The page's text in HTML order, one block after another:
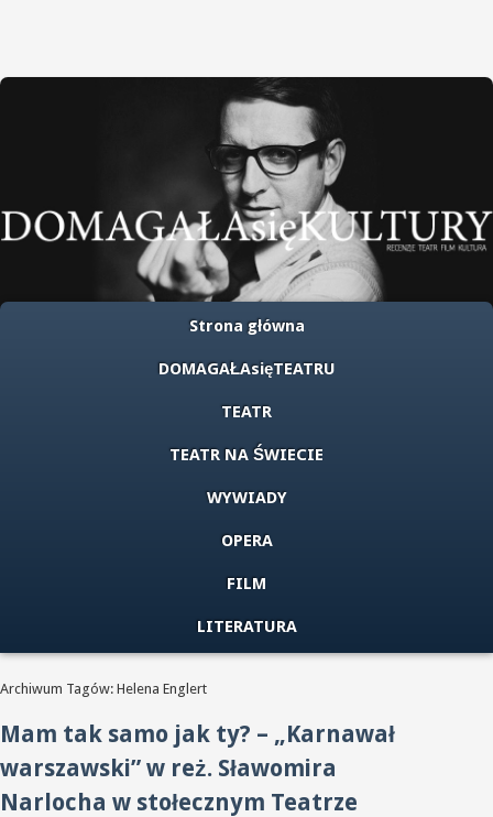
Strona główna
DOMAGAŁAsięTEATRU
TEATR
TEATR NA ŚWIECIE
WYWIADY
OPERA
FILM
LITERATURA
Archiwum Tagów: Helena Englert
Mam tak samo jak ty? – „Karnawał
warszawski” w reż. Sławomira
Narlocha w stołecznym Teatrze